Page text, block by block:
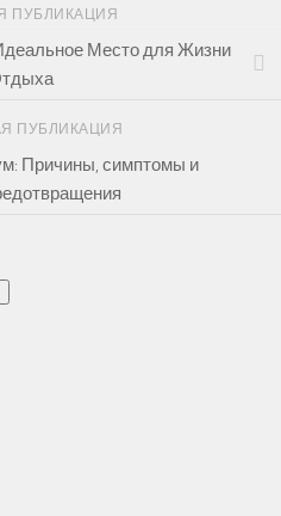
ПУБЛИКАЦИЯ
Место для Жизни
ПУБЛИКАЦИЯ
Причины, симптомы и